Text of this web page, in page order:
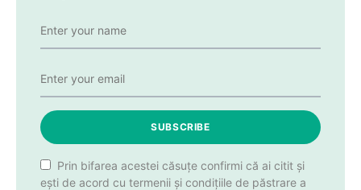
SUBSCRIBE
Prin bifarea acestei căsuțe confirmi că ai citit și
ești de acord cu termenii și condițiile de păstrare a